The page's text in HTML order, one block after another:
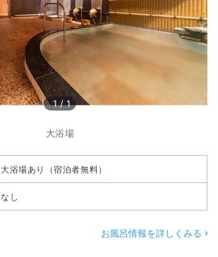
1 /1
大浴場
大浴場あり（宿泊者無料）
なし
お風呂情報を詳しくみる